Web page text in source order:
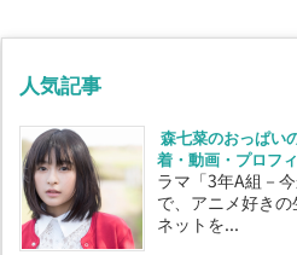
人気記事
森七菜のおっぱい
着・動画・プロフ
ラマ「3年A組－
で、アニメ好きの
ネットを...